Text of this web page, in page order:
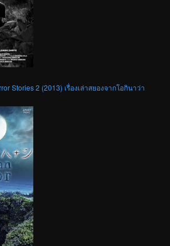
Stories 2 (2013) เรื่องเล่าสยองจากโอกินาว่า